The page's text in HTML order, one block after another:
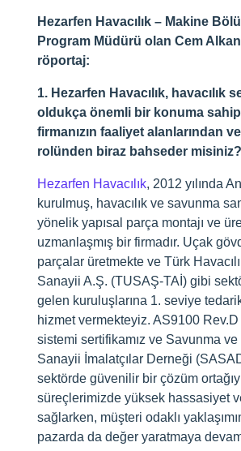
Hezarfen Havacılık – Makine
Program Müdürü olan Cem Alkan
röportaj:
1. Hezarfen Havacılık, havacılık
oldukça önemli bir konuma
firmanızın faaliyet alanlarından
rolünden biraz bahseder misiniz?
Hezarfen Havacılık, 2012 yılında
kurulmuş, havacılık ve savunma
yönelik yapısal parça montajı ve
uzmanlaşmış bir firmadır. Uçak
parçalar üretmekte ve Türk
Sanayii A.Ş. (TUSAŞ-TAİ) gibi
gelen kuruluşlarına 1. seviye
hizmet vermekteyiz. AS9100
sistemi sertifikamız ve Savunma ve
Sanayii İmalatçılar Derneği
sektörde güvenilir bir çözüm
süreçlerimizde yüksek hassasiyet
sağlarken, müşteri odaklı
pazarda da değer yaratmaya